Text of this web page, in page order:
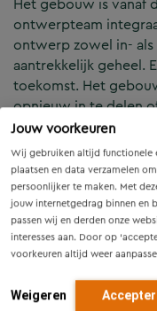
Jouw voorkeuren
Wij gebruiken altijd functionele
plaatsen en data verzamelen
persoonlijker te maken. Met
jouw internetgedrag binnen en
passen wij en derden onze
interesses aan. Door op
voorkeuren altijd weer
Weigeren
Het gebouw is vanaf
ontwerp­team
ontwerp zowel in-
aantrekkelijk geheel.
toekomst. Het
opnieuw in te delen
of kantoren. Zo is
uitgevoerd in een
van de minimaal
constructie is een
waarbinnen wanden
passen.
Ambitieniveau